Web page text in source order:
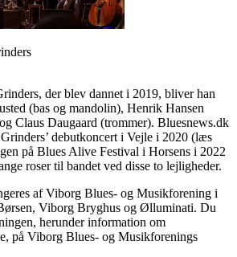
der blev dannet i 2019, bliver han
(bas og mandolin), Henrik Hansen
Claus Daugaard (trommer). Bluesnews.dk
debutkoncert i Vejle i 2020 (læs
på Blues Alive Festival i Horsens i 2022
roser til bandet ved disse to lejligheder.
af Viborg Blues- og Musikforening i
Viborg Bryghus og Ølluminati. Du
herunder information om
på Viborg Blues- og Musikforenings